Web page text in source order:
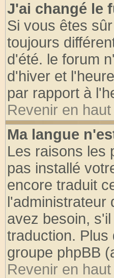
J'ai changé le
Si vous êtes
toujours
d'été. le forum
d'hiver et
par rapport à
Revenir en haut
Ma langue
Les raisons les
pas installé
encore traduit
l'administrateur
avez besoin,
traduction. Plus
groupe phpBB
Revenir en haut